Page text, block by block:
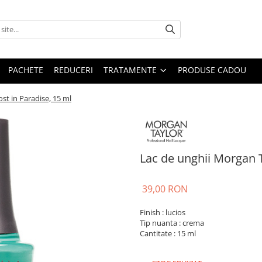
PACHETE REDUCERI TRATAMENTE PRODUSE CADOU
in Paradise, 15 ml
Lac de unghii Morgan
39,00 RON
Finish : lucios
Tip nuanta : crema
Cantitate : 15 ml